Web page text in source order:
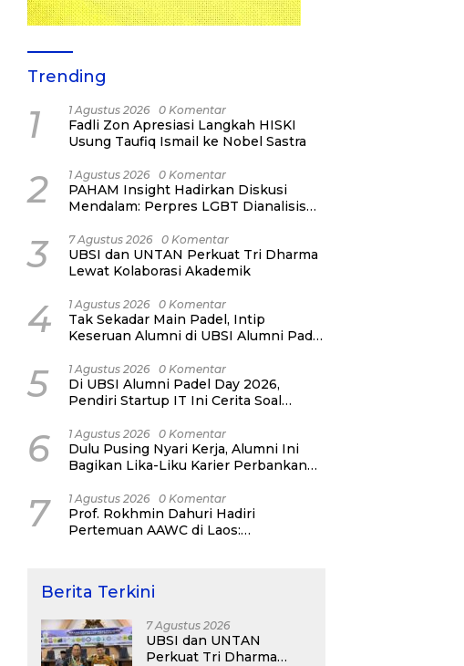
Trending
1 1 Agustus 2026 0 Komentar
Fadli Zon Apresiasi Langkah HISKI
Usung Taufiq Ismail ke Nobel Sastra
2 1 Agustus 2026 0 Komentar
PAHAM Insight Hadirkan Diskusi
Mendalam: Perpres LGBT Dianalisis
Bukan Ancaman Individual
3 7 Agustus 2026 0 Komentar
UBSI dan UNTAN Perkuat Tri Dharma
Lewat Kolaborasi Akademik
4 1 Agustus 2026 0 Komentar
Tak Sekadar Main Padel, Intip
Keseruan Alumni di UBSI Alumni Padel
5 1 Agustus 2026 0 Komentar
Di UBSI Alumni Padel Day 2026,
Pendiri Startup IT Ini Cerita Soal
Network Alumni
6 1 Agustus 2026 0 Komentar
Dulu Pusing Nyari Kerja, Alumni Ini
Bagikan Lika-Liku Karier Perbankan
Day 2026
7 1 Agustus 2026 0 Komentar
Prof. Rokhmin Dahuri Hadiri
Pertemuan AAWC di Laos:
Berita Terkini
7 Agustus 2026
UBSI dan UNTAN
Perkuat Tri Dharma